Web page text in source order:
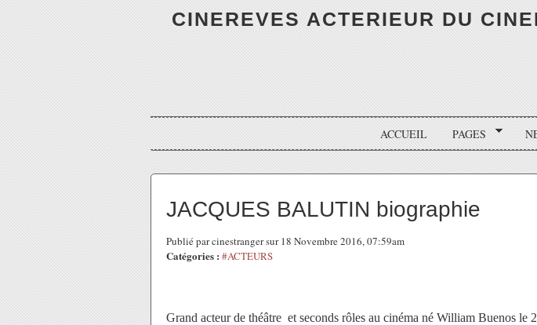
CINEREVES ACTERIEUR DU
ACCUEIL PAGES
JACQUES BALUTIN biographie
Publié par cinestranger sur 18 Novembre 2016, 07:59am
Catégories : #ACTEURS
Grand acteur de théâtre et seconds rôles au cinéma né William Buenos le